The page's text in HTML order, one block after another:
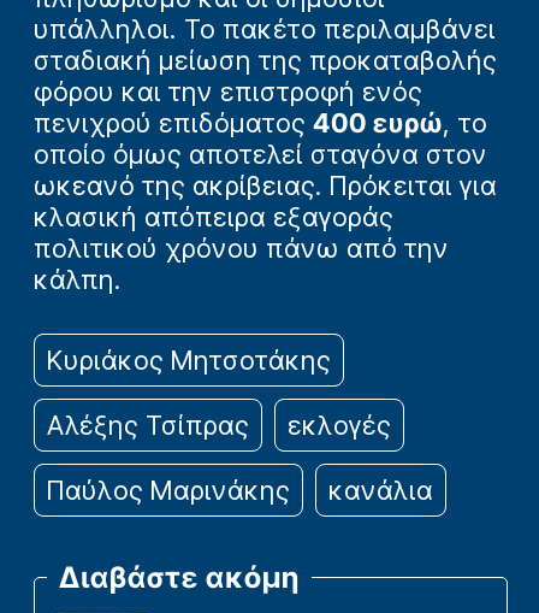
υπάλληλοι. Το πακέτο περιλαμβάνει
σταδιακή μείωση της προκαταβολής
φόρου και την επιστροφή ενός
πενιχρού επιδόματος 400 ευρώ, το
οποίο όμως αποτελεί σταγόνα στον
ωκεανό της ακρίβειας. Πρόκειται για
κλασική απόπειρα εξαγοράς
πολιτικού χρόνου πάνω από την
κάλπη.
Κυριάκος Μητσοτάκης
Αλέξης Τσίπρας εκλογές
Παύλος Μαρινάκης κανάλια
Διαβάστε ακόμη